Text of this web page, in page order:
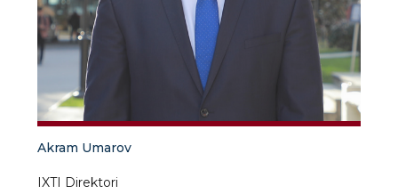
Akram Umarov
IXTI Direktori